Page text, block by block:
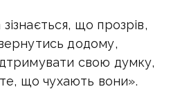
що прозрів,
додому,
свою думку,
що чухають вони».